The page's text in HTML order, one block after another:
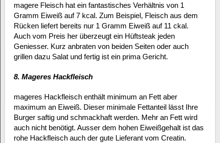
magere Fleisch hat ein fantastisches Verhältnis von 1
Gramm Eiweiß auf 7 kcal. Zum Beispiel, Fleisch aus dem
Rücken liefert bereits nur 1 Gramm Eiweiß auf 11 ckal.
Auch vom Preis her überzeugt ein Hüftsteak jeden
Geniesser. Kurz anbraten von beiden Seiten oder auch
grillen dazu Salat und fertig ist ein prima Gericht.
8. Mageres Hackfleisch
mageres Hackfleisch enthält minimum an Fett aber
maximum an Eiweiß. Dieser minimale Fettanteil lässt Ihre
Burger saftig und schmackhaft werden. Mehr an Fett wird
auch nicht benötigt. Ausser dem hohen Eiweißgehalt ist das
rohe Hackfleisch auch der gute Lieferant vom Creatin.